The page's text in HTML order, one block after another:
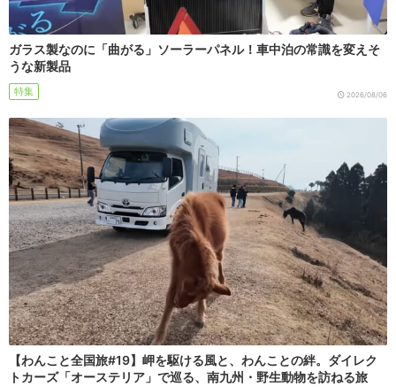
ガラス製なのに「曲がる」ソーラーパネル！車中泊の常識を変えそ
うな新製品
特集 2026/08/06
【わんこと全国旅#19】岬を駆ける風と、わんことの絆。ダイレク
トカーズ「オーステリア」で巡る、南九州・野生動物を訪ねる旅